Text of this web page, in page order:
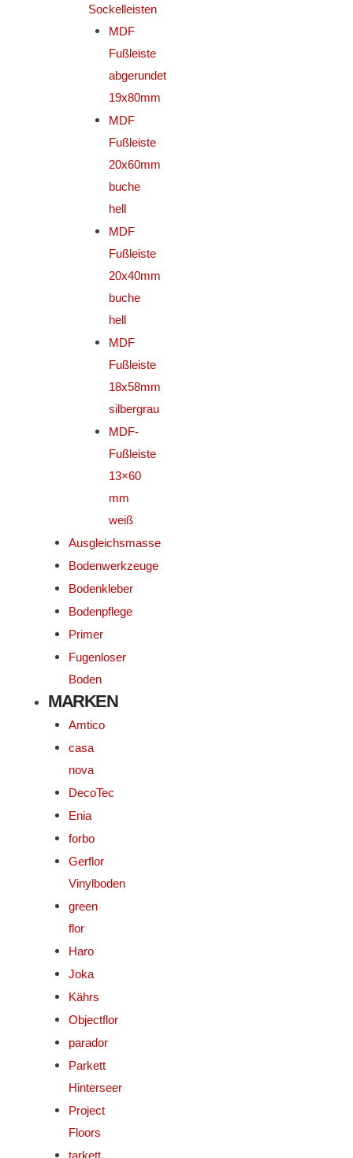
Sockelleisten
MDF
Fußleiste
abgerundet
19x80mm
MDF
Fußleiste
20x60mm
buche
hell
MDF
Fußleiste
20x40mm
buche
hell
MDF
Fußleiste
18x58mm
silbergrau
MDF-
Fußleiste
13×60
mm
weiß
Ausgleichsmasse
Bodenwerkzeuge
Bodenkleber
Bodenpflege
Primer
Fugenloser
Boden
MARKEN
Amtico
casa
nova
DecoTec
Enia
forbo
Gerflor
Vinylboden
green
flor
Haro
Joka
Kährs
Objectflor
parador
Parkett
Hinterseer
Project
Floors
tarkett